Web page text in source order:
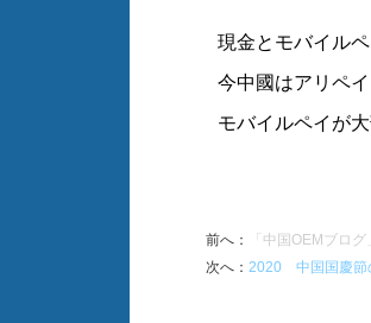
現金とモバイル
今中國はアリペ
モバイルペイが大
前へ ：
「中国OEMブロ
次へ ： 2020 中国国慶節